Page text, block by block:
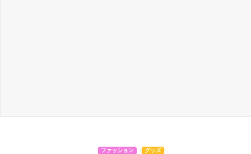
ファッション グッズ